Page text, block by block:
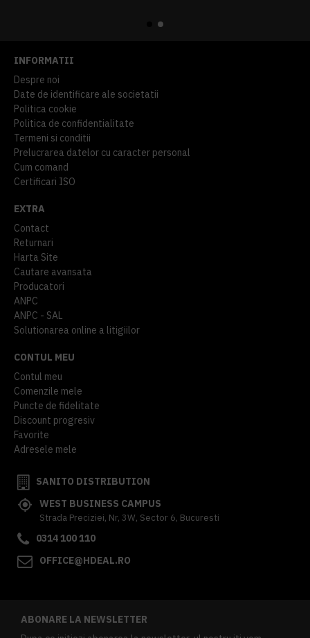
INFORMATII
Despre noi
Date de identificare ale societatii
Politica cookie
Politica de confidentialitate
Termeni si conditii
Prelucrarea datelor cu caracter personal
Cum comand
Certificari ISO
EXTRA
Contact
Returnari
Harta Site
Cautare avansata
Producatori
ANPC
ANPC - SAL
Solutionarea online a litigiilor
CONTUL MEU
Contul meu
Comenzile mele
Puncte de fidelitate
Discount progresiv
Favorite
Adresele mele
SANITO DISTRIBUTION
WEST BUSINESS CAMPUS
Strada Preciziei, Nr, 3W, Sector 6, Bucuresti
0314 100 110
OFFICE@HDEAL.RO
ABONARE LA NEWSLETTER